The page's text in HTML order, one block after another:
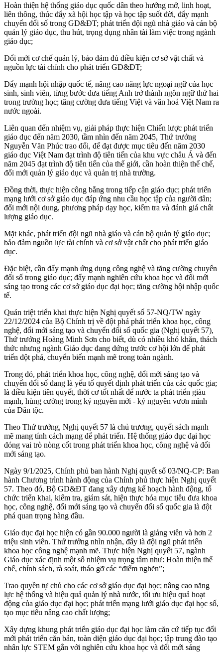
Hoàn thiện hệ thống giáo dục quốc dân theo hướng mở, linh hoạt,
liên thông, thúc đẩy xã hội học tập và học tập suốt đời, đẩy mạnh
chuyển đổi số trong GD&ĐT; phát triển đội ngũ nhà giáo và cán bộ
quản lý giáo dục, thu hút, trọng dụng nhân tài làm việc trong ngành
giáo dục;
Đổi mới cơ chế quản lý, bảo đảm đủ điều kiện cơ sở vật chất và
nguồn lực tài chính cho phát triển GD&ĐT;
Đẩy mạnh hội nhập quốc tế, nâng cao năng lực ngoại ngữ của học
sinh, sinh viên, từng bước đưa tiếng Anh trở thành ngôn ngữ thứ hai
trong trường học; tăng cường đưa tiếng Việt và văn hoá Việt Nam ra
nước ngoài.
Liên quan đến nhiệm vụ, giải pháp thực hiện Chiến lược phát triển
giáo dục đến năm 2030, tầm nhìn đến năm 2045, Thứ trưởng
Nguyễn Văn Phúc trao đổi, để đạt được mục tiêu đến năm 2030
giáo dục Việt Nam đạt trình độ tiên tiến của khu vực châu Á và đến
năm 2045 đạt trình độ tiên tiến của thế giới, cần hoàn thiện thể chế,
đổi mới quản lý giáo dục và quản trị nhà trường.
Đồng thời, thực hiện công bằng trong tiếp cận giáo dục; phát triển
mạng lưới cơ sở giáo dục đáp ứng nhu cầu học tập của người dân;
đổi mới nội dung, phương pháp dạy học, kiểm tra và đánh giá chất
lượng giáo dục.
Mặt khác, phát triển đội ngũ nhà giáo và cán bộ quản lý giáo dục;
bảo đảm nguồn lực tài chính và cơ sở vật chất cho phát triển giáo
dục.
Đặc biệt, cần đẩy mạnh ứng dụng công nghệ và tăng cường chuyển
đổi số trong giáo dục; đẩy mạnh nghiên cứu khoa học và đổi mới
sáng tạo trong các cơ sở giáo dục đại học; tăng cường hội nhập quốc
tế.
Quán triệt triển khai thực hiện Nghị quyết số 57-NQ/TW ngày
22/12/2024 của Bộ Chính trị về đột phá phát triển khoa học, công
nghệ, đổi mới sáng tạo và chuyển đổi số quốc gia (Nghị quyết 57),
Thứ trưởng Hoàng Minh Sơn cho biết, dù có nhiều khó khăn, thách
thức nhưng ngành Giáo dục đang đứng trước cơ hội lớn để phát
triển đột phá, chuyển biến mạnh mẽ trong toàn ngành.
Trong đó, phát triển khoa học, công nghệ, đổi mới sáng tạo và
chuyển đổi số đang là yếu tố quyết định phát triển của các quốc gia;
là điều kiện tiên quyết, thời cơ tốt nhất để nước ta phát triển giàu
mạnh, hùng cường trong kỷ nguyên mới - kỷ nguyên vươn mình
của Dân tộc.
Theo Thứ trưởng, Nghị quyết 57 là chủ trương, quyết sách mạnh
mẽ mang tính cách mạng để phát triển. Hệ thống giáo dục đại học
đóng vai trò nòng cốt trong phát triển khoa học, công nghệ và đổi
mới sáng tạo.
Ngày 9/1/2025, Chính phủ ban hành Nghị quyết số 03/NQ-CP: Ban
hành Chương trình hành động của Chính phủ thực hiện Nghị quyết
57. Theo đó, Bộ GD&ĐT đang xây dựng kế hoạch hành động, tổ
chức triển khai, kiểm tra, giám sát, hiện thực hóa mục tiêu đưa khoa
học, công nghệ, đổi mới sáng tạo và chuyển đổi số quốc gia là đột
phá quan trọng hàng đầu.
Giáo dục đại học hiện có gần 90.000 người là giảng viên và hơn 2
triệu sinh viên. Thứ trưởng nhìn nhận, đây là đội ngũ phát triển
khoa học công nghệ mạnh mẽ. Thực hiện Nghị quyết 57, ngành
Giáo dục xác định một số nhiệm vụ trọng tâm như: Hoàn thiện thể
chế, chính sách, rà soát, tháo gỡ các “điểm nghẽn”;
Trao quyền tự chủ cho các cơ sở giáo dục đại học; nâng cao năng
lực hệ thống và hiệu quả quản lý nhà nước, tối ưu hiệu quả hoạt
động của giáo dục đại học; phát triển mạng lưới giáo dục đại học số,
tạo mục tiêu nâng cao chất lượng;
Xây dựng khung phát triển giáo dục đại học làm căn cứ tiếp tục đổi
mới phát triển căn bản, toàn diện giáo dục đại học; tập trung đào tạo
nhân lực STEM gắn với nghiên cứu khoa học và đổi mới sáng